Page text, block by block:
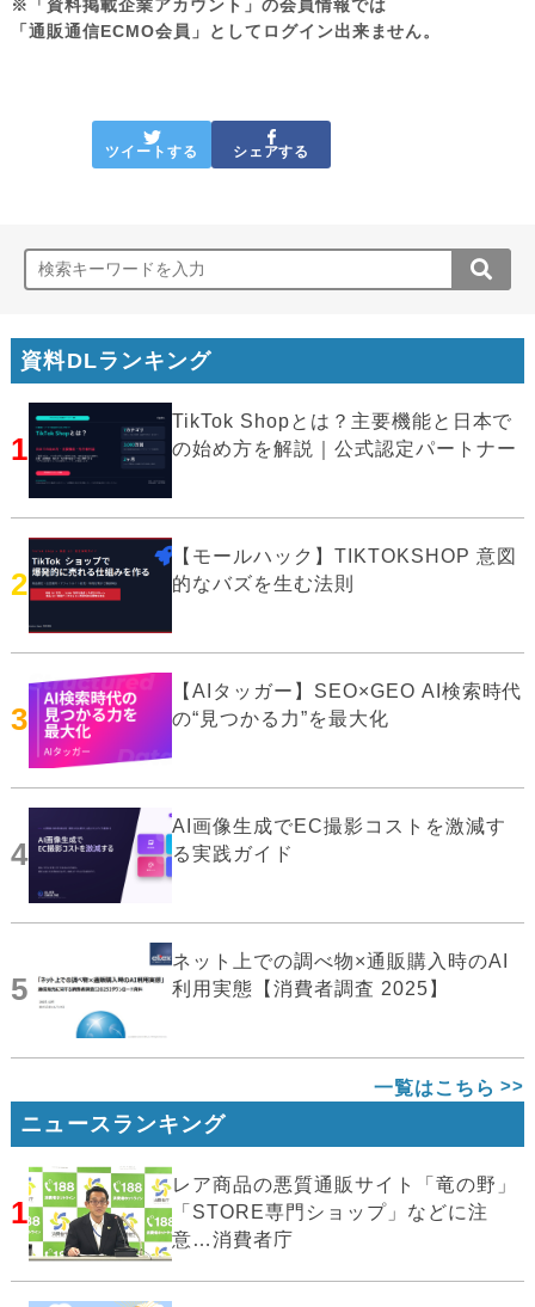
※「資料掲載企業アカウント」の会員情報では
「通販通信ECMO会員」としてログイン出来ません。
ツイートする シェアする
資料DLランキング
1
TikTok Shopとは？主要機能と日本で
の始め方を解説｜公式認定パートナー
2
【モールハック】TIKTOKSHOP 意図
的なバズを生む法則
3
【AIタッガー】SEO×GEO AI検索時代
の“見つかる力”を最大化
4
AI画像生成でEC撮影コストを激減す
る実践ガイド
5
ネット上での調べ物×通販購入時のAI
利用実態【消費者調査 2025】
一覧はこちら
ニュースランキング
1
レア商品の悪質通販サイト「竜の野」
「STORE専門ショップ」などに注
意…消費者庁